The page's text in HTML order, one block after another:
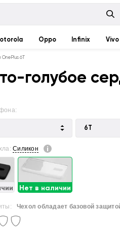
Oppo Infinix Vivo
6T
голубое
6T
Силикон
Нет в наличии
Чехол обладает базовой